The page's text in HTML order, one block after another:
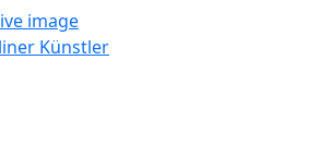
Künstler